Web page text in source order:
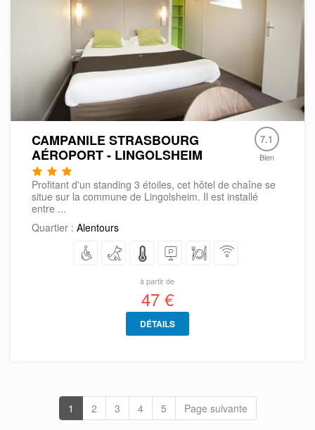
CAMPANILE STRASBOURG
AÉROPORT - LINGOLSHEIM
7.1
Bien
Profitant d'un standing 3 étoiles, cet hôtel de chaîne se
situe sur la commune de Lingolsheim. Il est installé
entre ...
Quartier : Alentours
à partir de
47 €
DÉTAILS
1 2 3 4 5 Page suivante